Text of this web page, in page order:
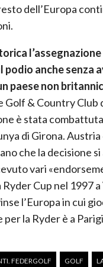
dell’Europa
podio anche senza
paese non
Golf & Country
è stata
di Girona.
che la decisione
vari
Cup nel 1997
l’Europa in cui
la Ryder è a
FEDERGOLF GOLF